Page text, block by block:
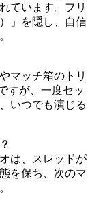
ています。フリ
」を隠し、自信
マッチ箱のトリ
すが、一度セッ
いつでも演じる
は、スレッドが
を保ち、次のマ